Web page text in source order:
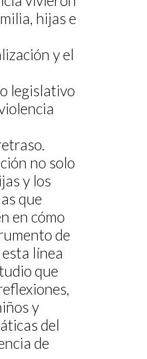
hijas e
y el
legislativo
no solo
y los
que
en cómo
de
línea
que
y
del
de